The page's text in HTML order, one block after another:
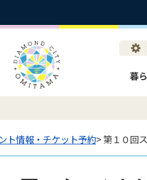
暮
ト情報・チケット予約> 第１０回